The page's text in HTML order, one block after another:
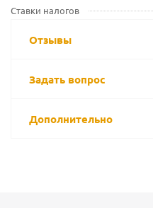
Ставки налогов
Отзывы
Задать вопрос
Дополнительно